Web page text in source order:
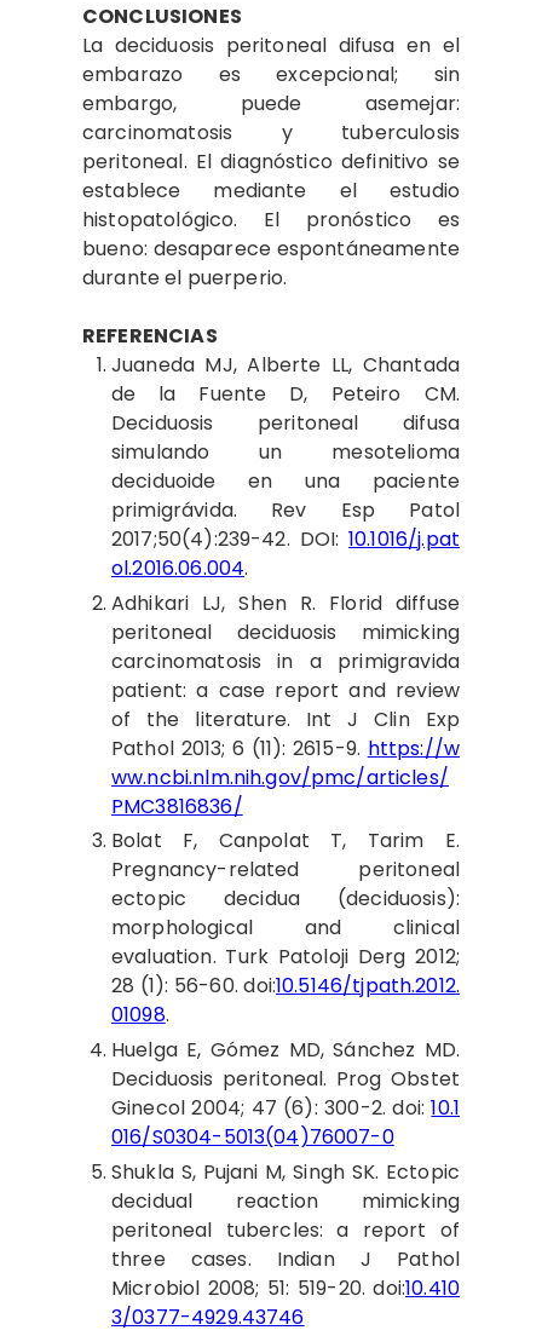
CONCLUSIONES
La deciduosis peritoneal difusa en el
embarazo es excepcional; sin
embargo, puede asemejar:
carcinomatosis y tuberculosis
peritoneal. El diagnóstico definitivo se
establece mediante el estudio
histopatológico. El pronóstico es
bueno: desaparece espontáneamente
durante el puerperio.
REFERENCIAS
Juaneda MJ,Alberte LL, Chantada
de la Fuente D, Peteiro CM.
Deciduosis peritoneal difusa
simulando un mesotelioma
deciduoide en una paciente
primigrávida. Rev Esp Patol
2017;50(4):239-42. DOI:10.1016/j.pat
ol.2016.06.004.
Adhikari LJ,Shen R. Florid diffuse
peritoneal deciduosis mimicking
carcinomatosis in a primigravida
patient: a case report and review
of the literature. Int J Clin Exp
Pathol 2013; 6 (11): 2615-9. https://w
ww.ncbi.nlm.nih.gov/pmc/articles/
PMC3816836/
Bolat F, Canpolat T, Tarim E.
Pregnancy-related peritoneal
ectopic decidua (deciduosis):
morphological and clinical
evaluation. Turk Patoloji Derg 2012;
28 (1): 56-60. doi:10.5146/tjpath.2012.
01098.
Huelga E, Gómez MD, Sánchez MD.
Deciduosis peritoneal. Prog Obstet
Ginecol 2004; 47 (6): 300-2. doi:10.1
016/S0304-5013(04)76007-0
Shukla S,Pujani M, Singh SK. Ectopic
decidual reaction mimicking
peritoneal tubercles: a report of
three cases. Indian J Pathol
Microbiol 2008; 51: 519-20. doi:10.410
3/0377-4929.43746